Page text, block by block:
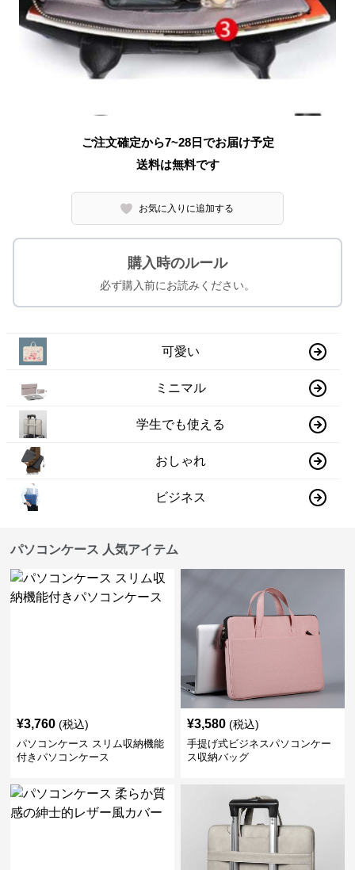
ご注文確定から7~28日でお届け予定
送料は無料です
お気に入りに追加する
購入時のルール
必ず購入前にお読みください。
可愛い
ミニマル
学生でも使える
おしゃれ
ビジネス
パソコンケース 人気アイテム
¥3,760 (税込)
パソコンケース スリム収納機能
付きパソコンケース
¥3,580 (税込)
手提げ式ビジネスパソコンケー
ス収納バッグ